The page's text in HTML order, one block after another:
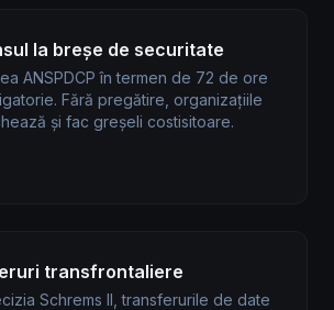
la breșe de securitate
ANSPDCP în termen de 72 de ore
Fără pregătire, organizațiile
și fac greșeli costisitoare.
transfrontaliere
Schrems II, transferurile de date